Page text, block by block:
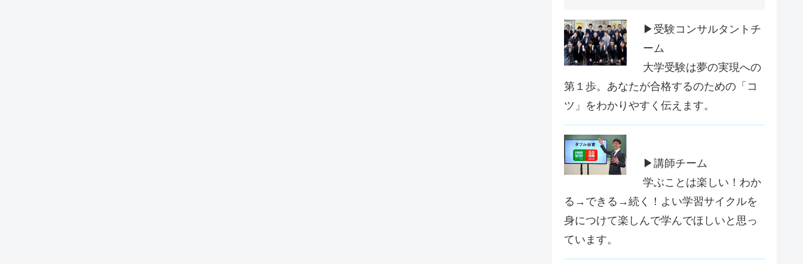
▶受験コンサルタントチ
ーム
大学受験は夢の実現への
第１歩。あなたが合格するのための「コ
ツ」をわかりやすく伝えます。
▶講師チーム
学ぶことは楽しい！わか
る→できる→続く！よい学習サイクルを
身につけて楽しんで学んでほしいと思っ
ています。